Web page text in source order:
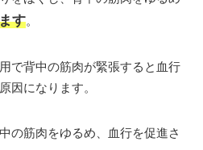
す。
で背中の筋肉が緊張すると血行
因になります。
の筋肉をゆるめ、血行を促進さ